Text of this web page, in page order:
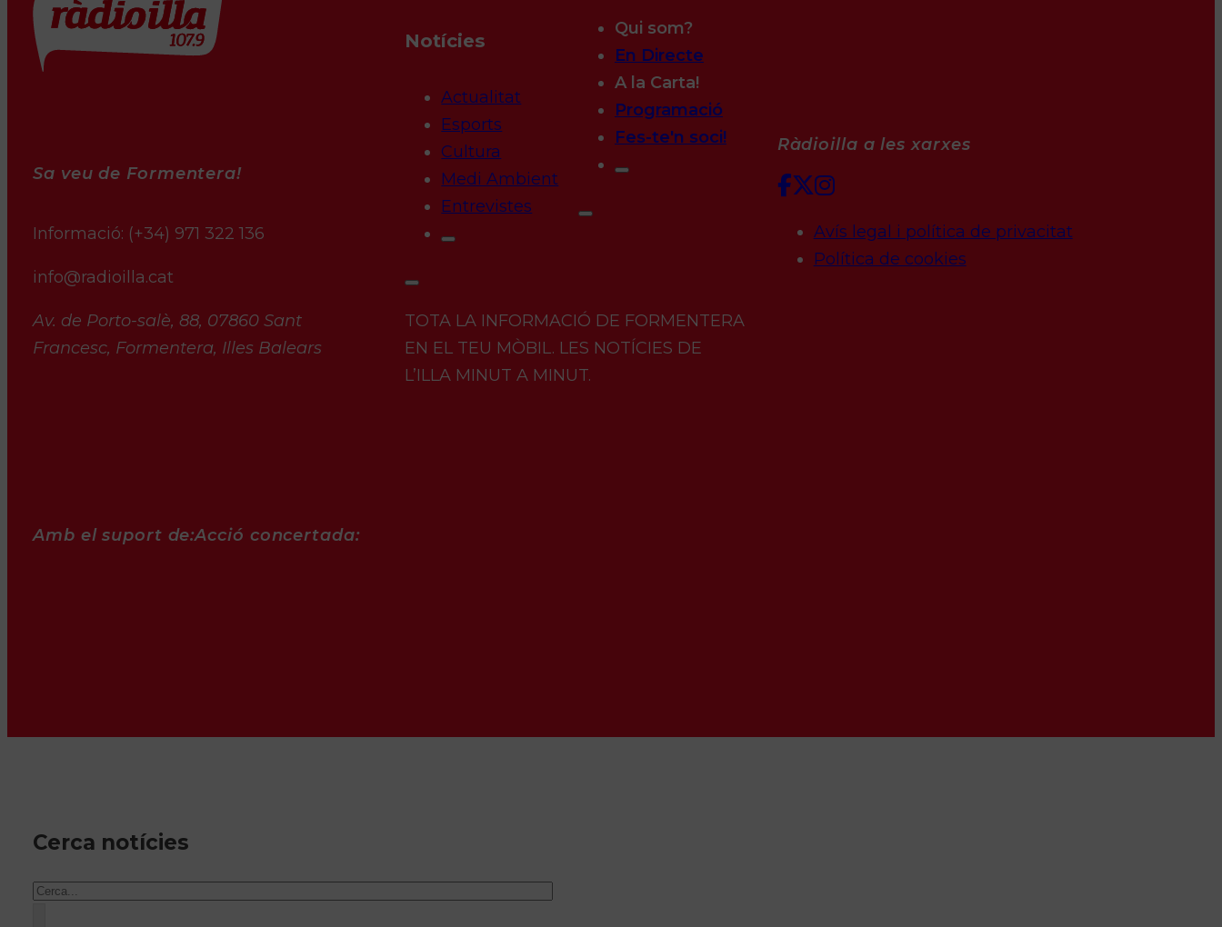
Sa veu de Formentera!
Informació: (+34) 971 322 136
info@radioilla.cat
Av. de Porto-salè, 88, 07860 Sant
Francesc, Formentera, Illes Balears
Notícies
Actualitat
Esports
Cultura
Medi Ambient
Entrevistes
Qui som?
En Directe
A la Carta!
Programació
Fes-te'n soci!
TOTA LA INFORMACIÓ DE FORMENTERA
EN EL TEU MÒBIL. LES NOTÍCIES DE
L’ILLA MINUT A MINUT.
Ràdioilla a les xarxes
Avís legal i política de privacitat
Política de cookies
Amb el suport de:Acció concertada:
Cerca notícies
Cercar